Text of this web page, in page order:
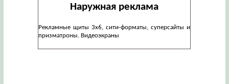
Наружная реклама
Рекламные щиты 3х6, сити-форматы, суперсайты и
призматроны. Видеоэкраны